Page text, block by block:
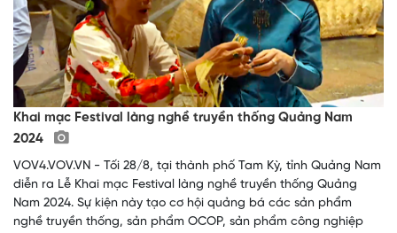
Khai mạc Festival làng nghề truyền thống Quảng Nam
2024
VOV4.VOV.VN - Tối 28/8, tại thành phố Tam Kỳ, tỉnh Quảng Nam
diễn ra Lễ Khai mạc Festival làng nghề truyền thống Quảng
Nam 2024. Sự kiện này tạo cơ hội quảng bá các sản phẩm
nghề truyền thống, sản phẩm OCOP, sản phẩm công nghiệp